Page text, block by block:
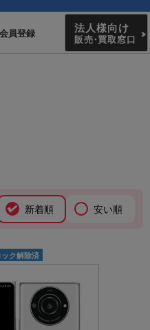
員登録 法人様向け
販売・買取窓口
新着順 安い順
ック解除済